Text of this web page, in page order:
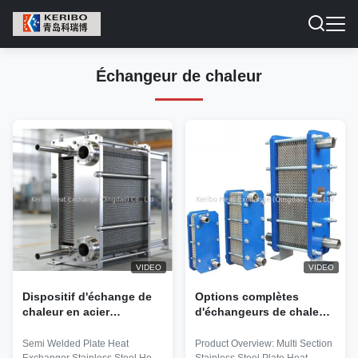
Échangeur de chaleur
VIDEO
Dispositif d'échange de
chaleur en acier
Semi Welded Plate Heat
VIDEO
Options complètes
d'échangeurs de chaleur
applications industrielles
Product Overview: Multi Section